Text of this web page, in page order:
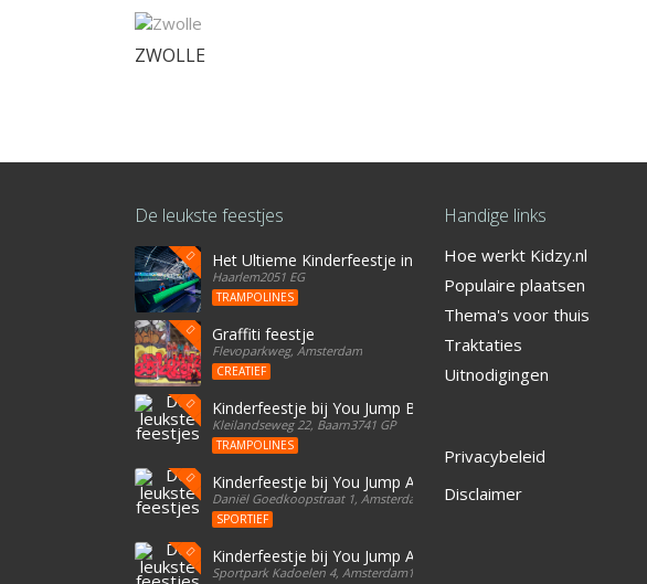
ZWOLLE
De leukste feestjes
Het Ultieme Kinderfeestje in Haarlem? Vier het bij Street Jump!
Haarlem2051 EG
TRAMPOLINES
Graffiti feestje
Flevoparkweg, Amsterdam
CREATIEF
Kinderfeestje bij You Jump Baarn
Kleilandseweg 22, Baarn3741 GP
TRAMPOLINES
Kinderfeestje bij You Jump Amsterdam Oost
Daniël Goedkoopstraat 1, Amsterdam1096 BD
SPORTIEF
Kinderfeestje bij You Jump Amsterdam
Sportpark Kadoelen 4, Amsterdam1035 NB
Handige links
Hoe werkt Kidzy.nl
Populaire plaatsen
Thema's voor thuis
Traktaties
Uitnodigingen
Privacybeleid
Disclaimer